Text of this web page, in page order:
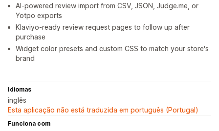
AI-powered review import from CSV, JSON, Judge.me, or
Yotpo exports
Klaviyo-ready review request pages to follow up after
purchase
Widget color presets and custom CSS to match your store's
brand
Idiomas
inglês
Esta aplicação não está traduzida em português (Portugal)
Funciona com